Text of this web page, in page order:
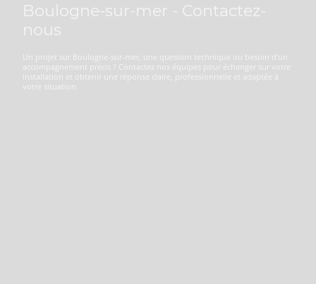
Boulogne-sur-mer - Contactez-
nous
Un projet sur Boulogne-sur-mer, une question technique ou besoin d’un
accompagnement précis ? Contactez nos équipes pour échanger sur votre
installation et obtenir une réponse claire, professionnelle et adaptée à
votre situation.